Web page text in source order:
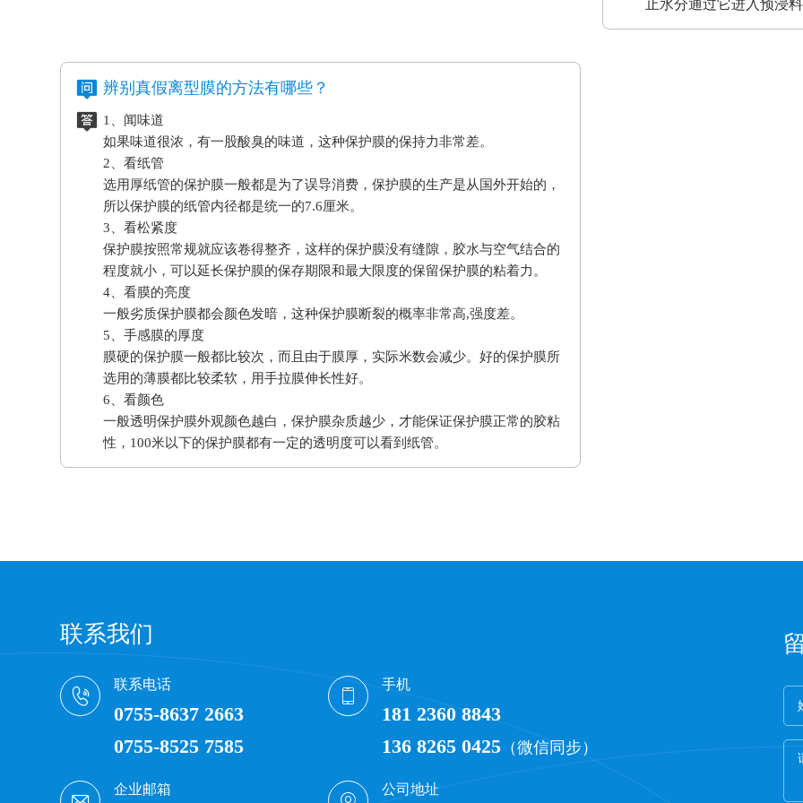
止水分通过它进入预浸
辨别真假离型膜的方法有哪些？
1、闻味道
如果味道很浓，有一股酸臭的味道，这种保护膜的保持力非常差。
2、看纸管
选用厚纸管的保护膜一般都是为了误导消费，保护膜的生产是从国外开始的，
所以保护膜的纸管内径都是统一的7.6厘米。
3、看松紧度
保护膜按照常规就应该卷得整齐，这样的保护膜没有缝隙，胶水与空气结合的
程度就小，可以延长保护膜的保存期限和最大限度的保留保护膜的粘着力。
4、看膜的亮度
一般劣质保护膜都会颜色发暗，这种保护膜断裂的概率非常高,强度差。
5、手感膜的厚度
膜硬的保护膜一般都比较次，而且由于膜厚，实际米数会减少。好的保护膜所
选用的薄膜都比较柔软，用手拉膜伸长性好。
6、看颜色
一般透明保护膜外观颜色越白，保护膜杂质越少，才能保证保护膜正常的胶粘
性，100米以下的保护膜都有一定的透明度可以看到纸管。
联系我们
联系电话
0755-8637 2663
0755-8525 7585
手机
181 2360 8843
136 8265 0425（微信同步）
企业邮箱 公司地址